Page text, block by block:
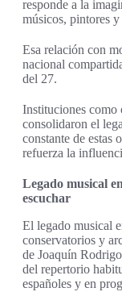
responde a la
músicos, pintores
Esa relación con
nacional
del 27.
Instituciones como
consolidaron el
constante de estas
refuerza la
Legado musical
escuchar
El legado musical
conservatorios y
de Joaquín
del repertorio
españoles y en